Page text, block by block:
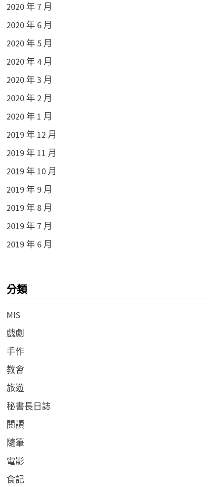
2020 年 7 月
2020 年 6 月
2020 年 5 月
2020 年 4 月
2020 年 3 月
2020 年 2 月
2020 年 1 月
2019 年 12 月
2019 年 11 月
2019 年 10 月
2019 年 9 月
2019 年 8 月
2019 年 7 月
2019 年 6 月
分類
MIS
戲劇
手作
教會
旅遊
秘書長日誌
閱讀
隨筆
電影
食記